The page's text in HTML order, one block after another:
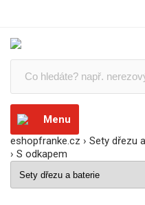
Menu
eshopfranke.cz › Sety dřezu
› S odkapem